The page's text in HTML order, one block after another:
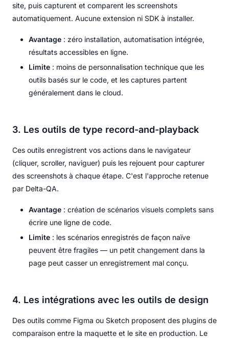
site, puis capturent et comparent les screenshots
automatiquement. Aucune extension ni SDK à installer.
Avantage : zéro installation, automatisation intégrée,
résultats accessibles en ligne.
Limite : moins de personnalisation technique que les
outils basés sur le code, et les captures partent
généralement dans le cloud.
3. Les outils de type record-and-playback
Ces outils enregistrent vos actions dans le navigateur
(cliquer, scroller, naviguer) puis les rejouent pour capturer
des screenshots à chaque étape. C'est l'approche retenue
par Delta-QA.
Avantage : création de scénarios visuels complets sans
écrire une ligne de code.
Limite : les scénarios enregistrés de façon naïve
peuvent être fragiles — un petit changement dans la
page peut casser un enregistrement mal conçu.
4. Les intégrations avec les outils de design
Des outils comme Figma ou Sketch proposent des plugins de
comparaison entre la maquette et le site en production. Le